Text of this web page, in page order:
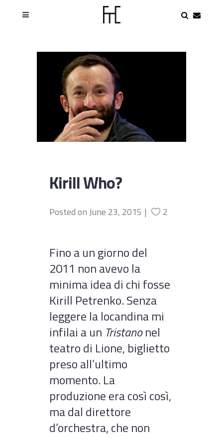
Kirill Who?
Posted onJune 23, 2015 2
Fino a un giorno del
2011 non avevo la
minima idea di chi fosse
Kirill Petrenko. Senza
leggere la locandina mi
infilai a un Tristanonel
teatro di Lione, biglietto
preso all’ultimo
momento. La
produzione era così così,
ma dal direttore
d’orchestra, che non